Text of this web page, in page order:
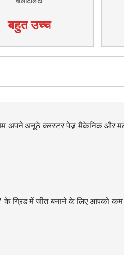
बहुत उच्च
अपने अनूठे क्लस्टर पेज़ मैकेनिक और
ग्रिड में जीत बनाने के लिए आपको कम